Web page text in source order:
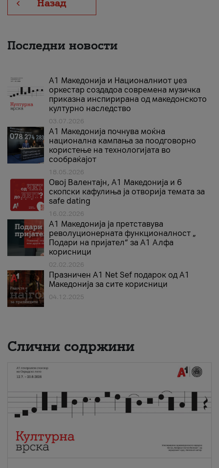
Назад
Последни новости
А1 Македонија и Националниот џез
оркестар создадоа современа музичка
приказна инспирирана од македонското
културно наследство
03.07.2026
A1 Македонија почнува моќна
национална кампања за поодговорно
користење на технологијата во
сообраќајот
18.05.2026
Овој Валентајн, A1 Македонија и 6
скопски кафулиња ја отворија темата за
safe dating
16.02.2026
А1 Македонија ја претставува
револуционерната функционалност „
Подари на пријател“ за А1 Алфа
корисници
02.02.2026
Празничен A1 Net Sеf подарок од А1
Македонија за сите корисници
04.12.2025
Слични содржини